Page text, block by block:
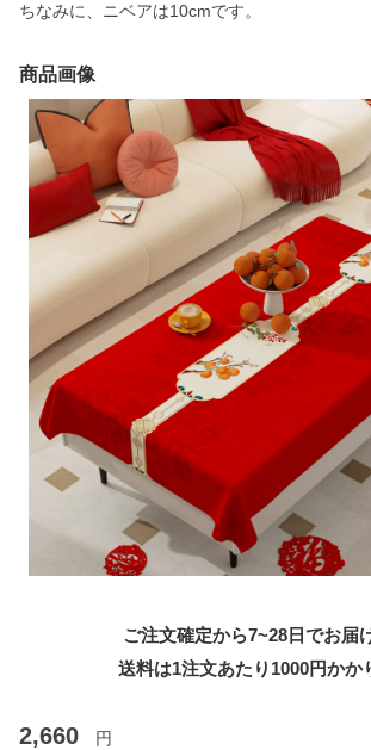
ちなみに、ニベアは10cmです。
商品画像
ご注文確定から7~28日でお届
送料は1注文あたり 1000円かか
2,660 円